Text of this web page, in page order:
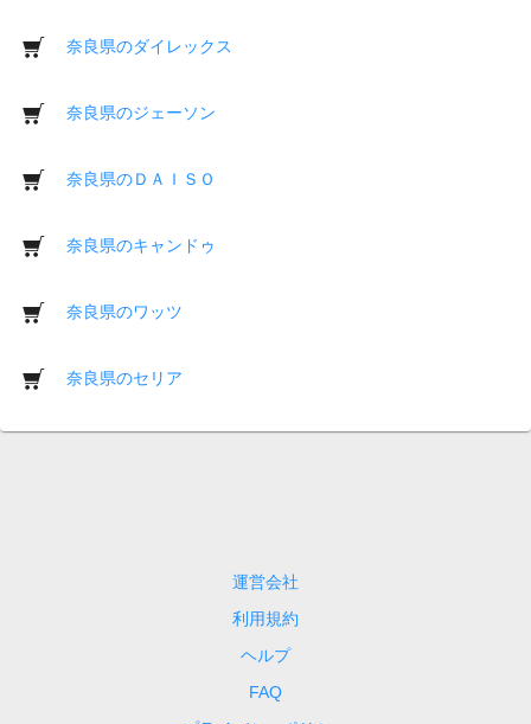
奈良県のダイレックス
奈良県のジェーソン
奈良県のＤＡＩＳＯ
奈良県のキャンドゥ
奈良県のワッツ
奈良県のセリア
運営会社
利用規約
ヘルプ
FAQ